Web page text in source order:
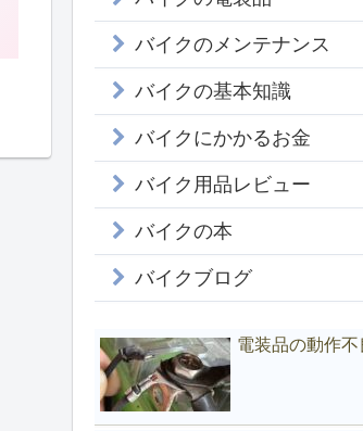
バイクのメンテナンス
バイクの基本知識
バイクにかかるお金
バイク用品レビュー
バイクの本
バイクブログ
電装品の動作不